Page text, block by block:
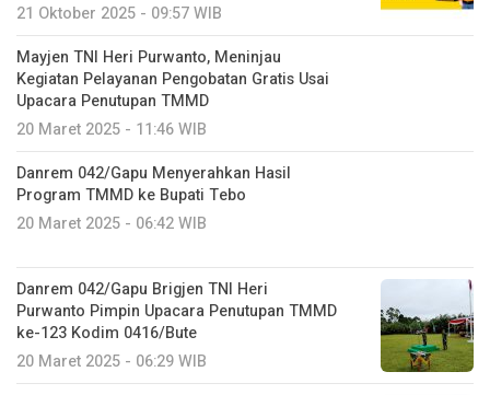
21 Oktober 2025 - 09:57 WIB
Mayjen TNI Heri Purwanto, Meninjau
Kegiatan Pelayanan Pengobatan Gratis Usai
Upacara Penutupan TMMD
20 Maret 2025 - 11:46 WIB
Danrem 042/Gapu Menyerahkan Hasil
Program TMMD ke Bupati Tebo
20 Maret 2025 - 06:42 WIB
Danrem 042/Gapu Brigjen TNI Heri
Purwanto Pimpin Upacara Penutupan TMMD
ke-123 Kodim 0416/Bute
20 Maret 2025 - 06:29 WIB